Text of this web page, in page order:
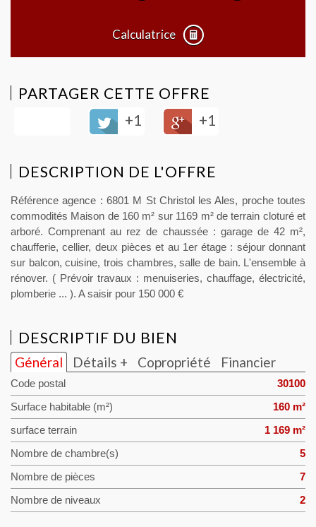
Calculatrice
PARTAGER CETTE OFFRE
+1
+1
DESCRIPTION DE L'OFFRE
Référence agence : 6801 M St Christol les Ales, proche toutes
commodités Maison de 160 m² sur 1169 m² de terrain cloturé et
arboré. Comprenant au rez de chaussée : garage de 42 m²,
chaufferie, cellier, deux pièces et au 1er étage : séjour donnant
sur balcon, cuisine, trois chambres, salle de bain. L'ensemble à
rénover. ( Prévoir travaux : menuiseries, chauffage, électricité,
plomberie ... ). A saisir pour 150 000 €
DESCRIPTIF DU BIEN
Général Détails + Copropriété Financier
Code postal 30100
Surface habitable (m²) 160 m²
surface terrain 1 169 m²
Nombre de chambre(s) 5
Nombre de pièces 7
Nombre de niveaux 2